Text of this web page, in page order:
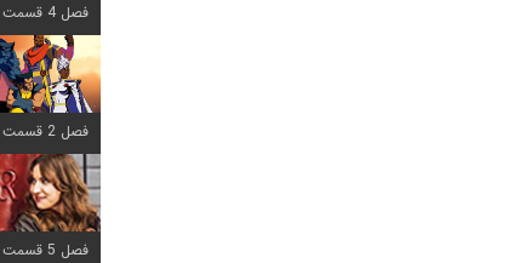
فصل 4 قسمت 1 اضافه شد
فصل 2 قسمت 8 اضافه شد
فصل 5 قسمت 5 اضافه شد